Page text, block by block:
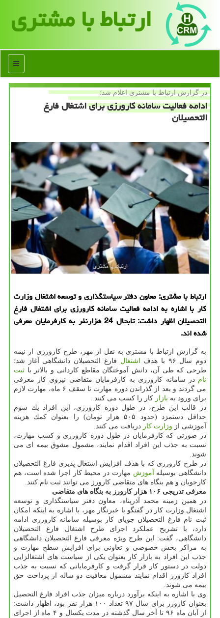
ارتباط با مشتری
منو
در گزارش ارتباط با مشتری اعلام شد؛
ادامه فعالیت سامانه كارورزی برای اشتغال فارغ
التحصیلان
ارتباط با مشتری: معاون دفتر سیاستگذاری و توسعه اشتغال وزارت
كار با اشاره به ادامه فعالیت سامانه كارورزی برای اشتغال فارغ
التحصیلان اظهار داشت: تابحال 24 هزارنفر به كارفرمایان معرفی
شده اند.
به گزارش ارتباط با مشتری به نقل از مهر، طرح كارورزی از نیمه
دوم سال ۹۶ با هدف
اشتغال فارغ التحصیلان دانشگاهی آغاز شد؛
طرحی كه طی آن، دانش آموختگان مقاطع كاردانی و بالاتر با ثبت
نام در سامانه كارورزی به كارفرمایان متقاضی نیروی كار معرفی
می گردند و بعد از گذراندن دوره مهارت تا سقف ۶ ماه، مهارت لازم
برای ورود به بازار كار را كسب می كنند.
در قالب این طرح، در طول دوره كارورزی، این افراد یك سوم
حداقل دستمزد (حدود ۵۰۵ هزار تومان) را بعنوان كمك هزینه
آموزشی از وزارت كار دریافت می كنند.
در صورتی كه كارفرمایان در طول دوره كارورزی و كسب مهارت،
نسبت به جذب این افراد اقدام نمایند، مشمول مشوق بیمه ای می
شوند.
در طرح كارورزی كه با هدف افزایش اشتغال پذیری فارغ التحصیلان
دانشگاهی بوسیله
آموزش مهارت در محیط كار اجرا شده است، هم
كارجویان و هم بنگاه های متقاضی كارورز می توانند ثبت نام كنند.
معرفی تدریجی ۱۰۶ هزار كارورز به بنگاه های متقاضی
در همین زمینه محمد آذرپناه، معاون دفتر سیاستگذاری و توسعه
اشتغال وزارت كار در گفتگو با خبرنگار مهر، با اشاره به اینكه امكان
ثبت نام فارغ التحصیلان جویای كار بوسیله سامانه كارورزی ادامه
دارد، با تشریح عملكرد اجرای طرح اشتغال فارغ التحصیلان
دانشگاهی، گفت: این طرح ویژه معرفی فارغ التحصیلان دانشگاهی
به مراكز بخش خصوصی و تعاونی برای افزایش سطح مهارت و
جذب این افراد به بازار كار بعنوان یكی از سیاست های اشتغالزایی
دولت در دستور كار قرار گرفت و كارفرمایانی كه نسبت به جذب
افراد كارورز اقدام نمایند مشمول معافیت دو ساله از پرداخت حق
بیمه می شوند.
وی با اشاره به اینكه برآورد درباره میزان جذب افراد فارغ التحصیل
بعنوان كارورز برای سال ۹۷ تعداد ۱۰۰ هزار نفر بود، اظهار داشت:
از آبان ماه ۹۶ تا آخر سال گذشته در مدت یكسال و ۴ ماه از اجرای